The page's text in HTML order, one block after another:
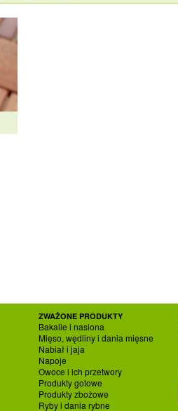
ZWAŻONE PRODUKTY
Bakalie i nasiona
Mięso, wędliny i dania mięsne
Nabiał i jaja
Napoje
Owoce i ich przetwory
Produkty gotowe
Produkty zbożowe
Ryby i dania rybne